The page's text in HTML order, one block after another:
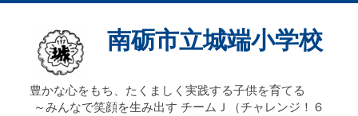
Skip
南砺市立城端小学校
豊かな心をもち、たくましく実践する子供を育てる
～みんなで笑顔を生み出す チームＪ（チャレンジ！６